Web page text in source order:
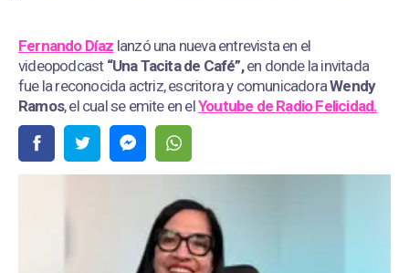
Fernando Díaz lanzó una nueva entrevista en el
videopodcast “Una Tacita de Café”,en donde la invitada
fue la reconocida actriz, escritora y comunicadoraWendy
Ramos, el cual se emite en elYoutube de Radio Felicidad.